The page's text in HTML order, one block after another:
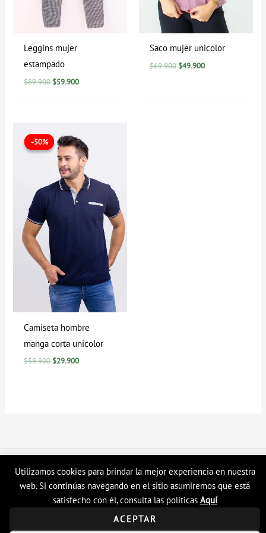
Utilizamos cookies para brindar la mejor experiencia en nuestra
web. Si continúas navegando en el sitio asumiremos que está
satisfecho con él, consulta las políticas Aquí
ACEPTAR
Leggins mujer
estampado
$89.900 $59.900
Saco mujer unicolor
$69.900 $49.900
-50%
-50%
Camiseta hombre
manga corta unicolor
$59.900
precio
original
era:
$59.900.
$29.900
precio
actual
es:
$29.900.
Copyright © 2026 Tienda en linea LyH